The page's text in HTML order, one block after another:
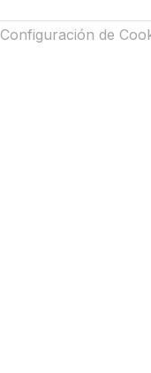
Configuración de